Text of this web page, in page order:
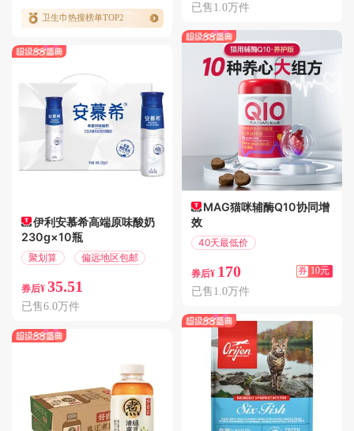
卫生巾热搜榜单TOP2
伊利安慕希高端原味酸奶
230g×10瓶
聚划算 偏远地区包邮
券后¥ 35.51
已售6.0万件
已售1.0万件
MAG猫咪辅酶Q10协同增
效
40天最低价
券后¥ 170 券 10元
已售1.0万件